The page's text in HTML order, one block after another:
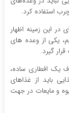
استفاده کرد.
در این زمینه اظهار
یکی از وعده های
گیرد.
یک افطاری ساده،
باید از غذاهای
و مایعات در جهت